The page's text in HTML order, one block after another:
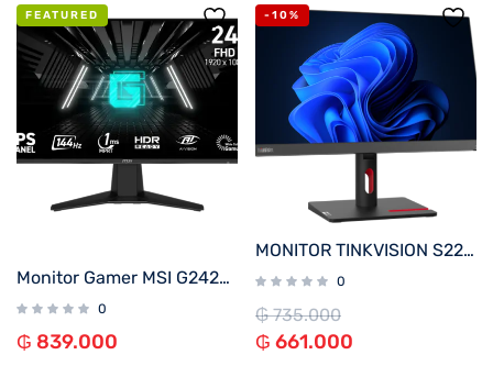
FEATURED
Monitor Gamer MSI G242L-E14 23.8″ IPS FHD 144Hz 1ms FreeSync
0
₲ 839.000
-10%
MONITOR TINKVISION S22i-30
0
₲735.000
₲ 661.000